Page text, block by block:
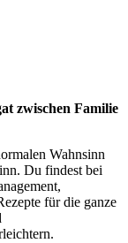
zwischen Familie
Wahnsinn
Du findest bei
für die ganze